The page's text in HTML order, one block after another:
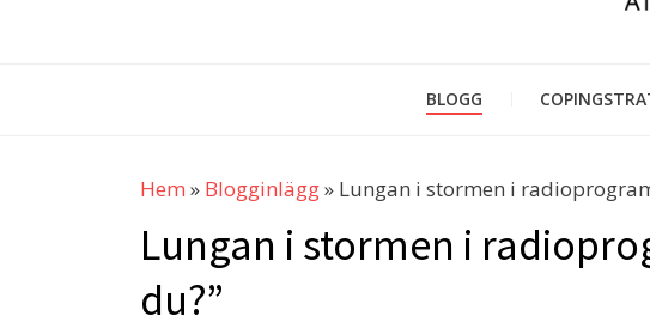
BLOGG
Hem » Blogginlägg» Lungan i stormen i
Lungan i stormen i
du?”